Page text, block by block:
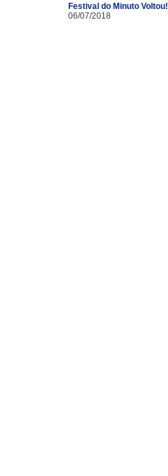
Festival do Minuto Voltou!
06/07/2018